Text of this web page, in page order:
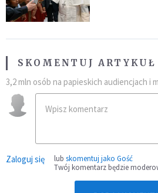
SKOMENTUJ ARTYKUŁ
3,2 mln osób na papieskich audiencjach i
Zaloguj się lub skomentuj jako Gość
Twój komentarz będzie